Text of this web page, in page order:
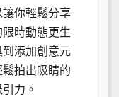
你輕鬆分享
時動態更生
添加創意元
拍出吸睛的
力。